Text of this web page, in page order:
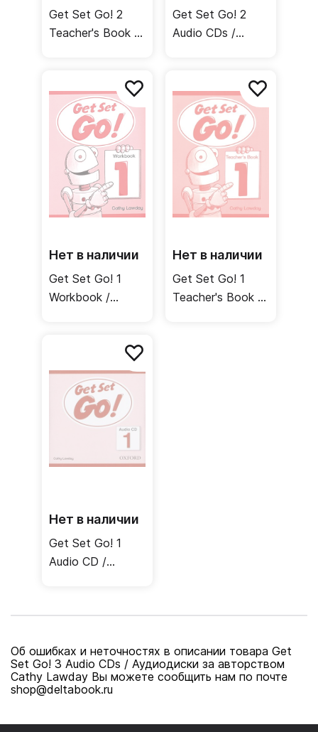
Get Set Go! 2
Teacher's Book /
Get Set Go! 2
Audio CDs /
Нет в наличии
Get Set Go! 1
Workbook /
Нет в наличии
Get Set Go! 1
Teacher's Book /
Нет в наличии
Get Set Go! 1
Audio CD /
Об ошибках и неточностях в описании товара Get
Set Go! 3 Audio CDs / Аудиодиски за авторством
Cathy Lawday Вы можете сообщить нам по почте
shop@deltabook.ru